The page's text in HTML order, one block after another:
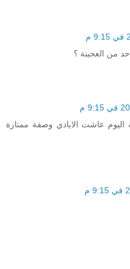
من العجينة ؟
اليوم عاشت الايادي وصفة ممتازة